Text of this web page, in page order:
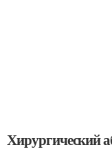
Хирургический